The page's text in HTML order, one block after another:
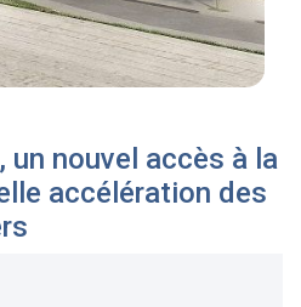
un nouvel accès à la
accélération des